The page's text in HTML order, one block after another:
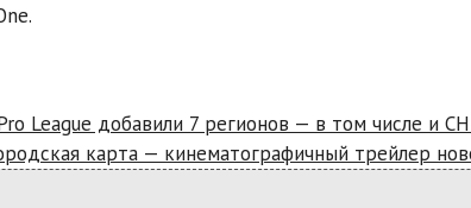
League добавили 7 регионов — в том числе и
карта — кинематографичный трейлер